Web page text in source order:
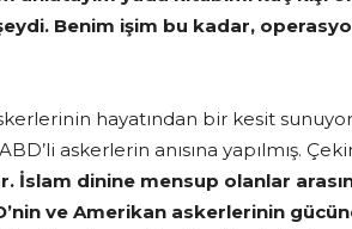
Benim işim bu kadar,
hayatından bir kesit
askerlerin anısına yapılmış.
İslam dinine mensup olanlar
ve Amerikan askerlerinin